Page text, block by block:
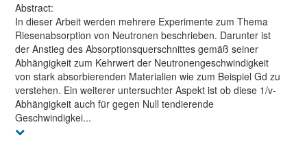
Abstract:
In dieser Arbeit werden mehrere Experimente zum Thema
Riesenabsorption von Neutronen beschrieben. Darunter ist
der Anstieg des Absorptionsquerschnittes gemäß seiner
Abhängigkeit zum Kehrwert der Neutronengeschwindigkeit
von stark absorbierenden Materialien wie zum Beispiel Gd zu
verstehen. Ein weiterer untersuchter Aspekt ist ob diese 1/v-
Abhängigkeit auch für gegen Null tendierende
Geschwindigkei...